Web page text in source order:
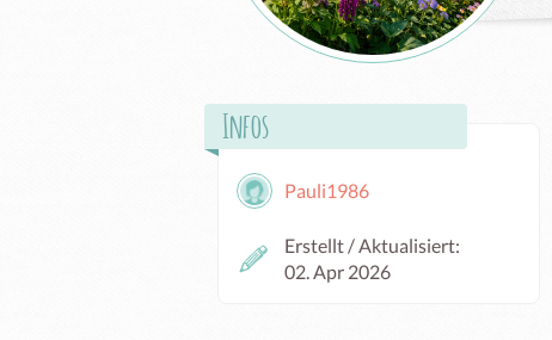
Infos
Pauli1986
Erstellt / Aktualisiert:
02. Apr 2026